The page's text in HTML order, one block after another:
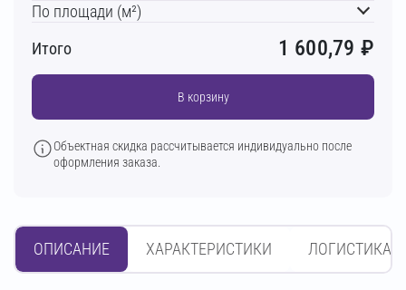
По площади (м²)
Итого
1 600,79 ₽
В корзину
Объектная скидка рассчитывается индивидуально после
оформления заказа.
ОПИСАНИЕ ХАРАКТЕРИСТИКИ ЛОГИСТИКА